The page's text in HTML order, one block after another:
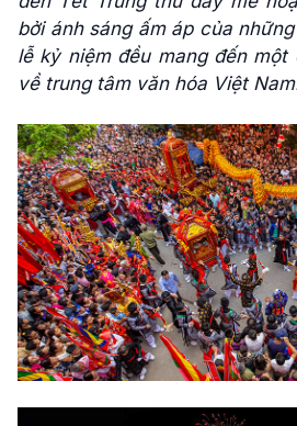
bởi ánh sáng ấm áp của
lễ kỷ niệm đều mang đến một
về trung tâm văn hóa Việt